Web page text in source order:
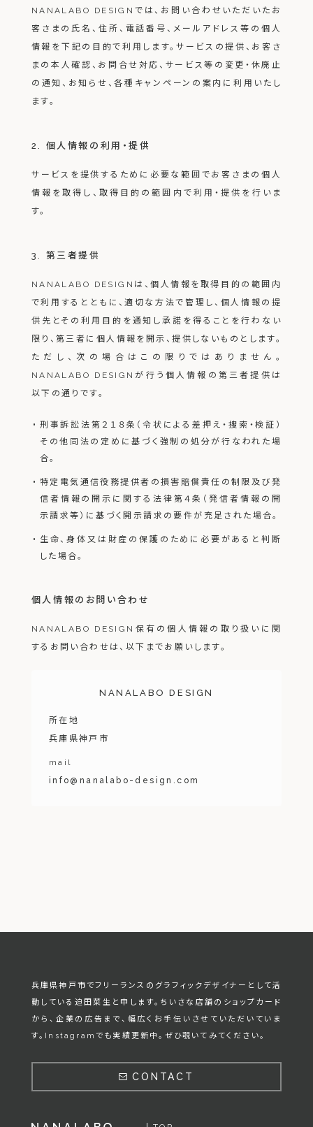
NANALABO DESIGNでは、お問い合わせいただいたお
客さまの氏名、住所、電話番号、メールアドレス等の個人
情報を下記の目的で利用します。サービスの提供、お客さ
まの本人確認、お問合せ対応、サービス等の変更・休廃止
の通知、お知らせ、各種キャンペーンの案内に利用いたし
ます。
2. 個人情報の利用・提供
サービスを提供するために必要な範囲でお客さまの個人
情報を取得し、取得目的の範囲内で利用・提供を行いま
す。
3. 第三者提供
NANALABO DESIGNは、個人情報を取得目的の範囲内
で利用するとともに、適切な方法で管理し、個人情報の提
供先とその利用目的を通知し承諾を得ることを行わない
限り、第三者に個人情報を開示、提供しないものとします。
ただし、次の場合はこの限りではありません。
NANALABO DESIGNが行う個人情報の第三者提供は
以下の通りです。
刑事訴訟法第２１８条（令状による差押え・捜索・検証）
その他同法の定めに基づく強制の処分が行なわれた場
合。
特定電気通信役務提供者の損害賠償責任の制限及び発
信者情報の開示に関する法律第４条（発信者情報の開
示請求等）に基づく開示請求の要件が充足された場合。
生命、身体又は財産の保護のために必要があると判断
した場合。
個人情報のお問い合わせ
NANALABO DESIGN保有の個人情報の取り扱いに関
するお問い合わせは、以下までお願いします。
NANALABO DESIGN
所在地
兵庫県神戸市
mail
info@nanalabo-design.com
兵庫県神戸市でフリーランスのグラフィックデザイナーとして活
動している迫田菜生と申します。 ちいさな店舗のショップカード
から、企業の広告まで、幅広くお手伝いさせていただいていま
す。Instagramでも実績更新中。ぜひ覗いてみてください。
CONTACT